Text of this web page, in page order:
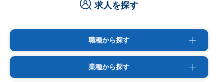
求人を探す
職種から探す
業種から探す